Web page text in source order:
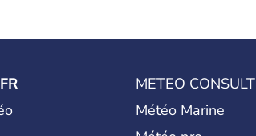
METEO CONSULT
Météo Marine